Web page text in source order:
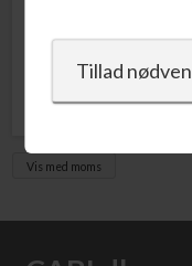
126,00
Vis med moms